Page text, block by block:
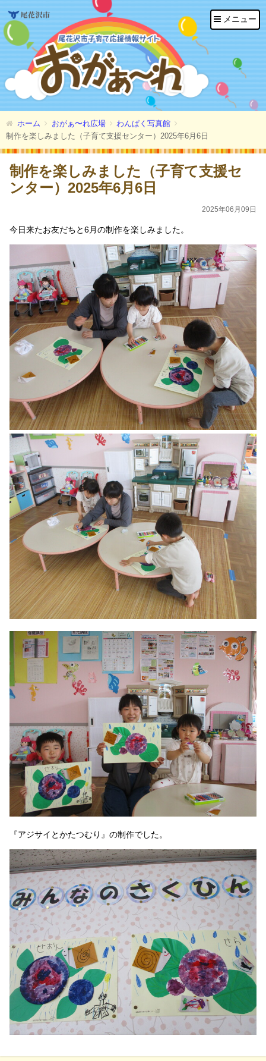
ホーム おがぁ〜れ広場
わんぱく写真館
制作を楽しみました（子育て支援センター）2025年6月6日
制作を楽しみました（子育て支援セ
ンター）2025年6月6日
2025年06月09日
今日来たお友だちと6月の制作を楽しみました。
『アジサイとかたつむり』の制作でした。
メニュー